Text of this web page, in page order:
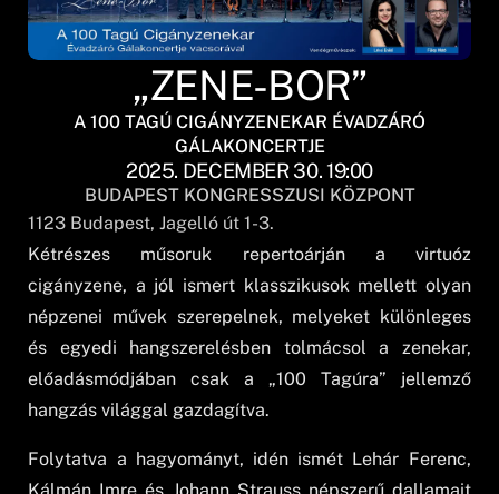
„ZENE-BOR”
A 100 TAGÚ CIGÁNYZENEKAR ÉVADZÁRÓ
GÁLAKONCERTJE
2025. DECEMBER 30. 19:00
BUDAPEST KONGRESSZUSI KÖZPONT
1123 Budapest, Jagelló út 1-3.
Kétrészes műsoruk repertoárján a virtuóz
cigányzene, a jól ismert klasszikusok mellett olyan
népzenei művek szerepelnek, melyeket különleges
és egyedi hangszerelésben tolmácsol a zenekar,
előadásmódjában csak a „100 Tagúra” jellemző
hangzás világgal gazdagítva.
Folytatva a hagyományt, idén ismét Lehár Ferenc,